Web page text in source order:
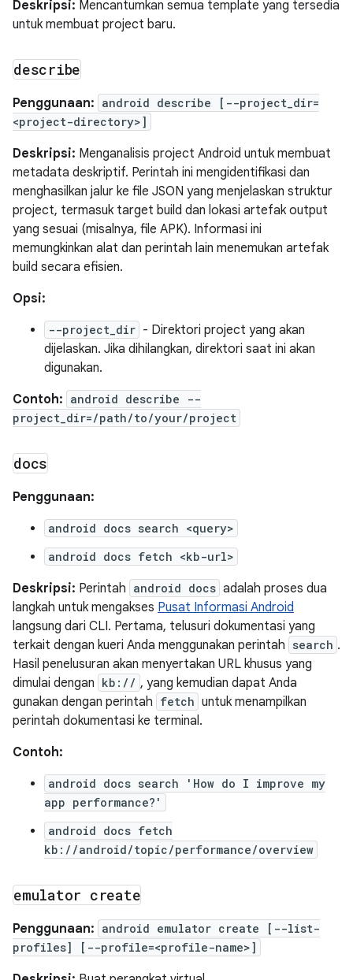
Deskripsi: Mencantumkan semua template yang tersedia
untuk membuat project baru.
describe
Penggunaan: android describe [--project_dir=
<project-directory>]
Deskripsi: Menganalisis project Android untuk membuat
metadata deskriptif. Perintah ini mengidentifikasi dan
menghasilkan jalur ke file JSON yang menjelaskan struktur
project, termasuk target build dan lokasi artefak output
yang sesuai (misalnya, file APK). Informasi ini
memungkinkan alat dan perintah lain menemukan artefak
build secara efisien.
Opsi:
--project_dir - Direktori project yang akan
dijelaskan. Jika dihilangkan, direktori saat ini akan
digunakan.
Contoh: android describe --
project_dir=/path/to/your/project
docs
Penggunaan:
android docs search <query>
android docs fetch <kb-url>
Deskripsi: Perintah android docs adalah proses dua
langkah untuk mengakses Pusat Informasi Android
langsung dari CLI. Pertama, telusuri dokumentasi yang
terkait dengan kueri Anda menggunakan perintah search .
Hasil penelusuran akan menyertakan URL khusus yang
dimulai dengan kb:// , yang kemudian dapat Anda
gunakan dengan perintah fetch untuk menampilkan
perintah dokumentasi ke terminal.
Contoh:
android docs search 'How do I improve my
app performance?'
android docs fetch
kb://android/topic/performance/overview
emulator create
Penggunaan: android emulator create [--list-
profiles] [--profile=<profile-name>]